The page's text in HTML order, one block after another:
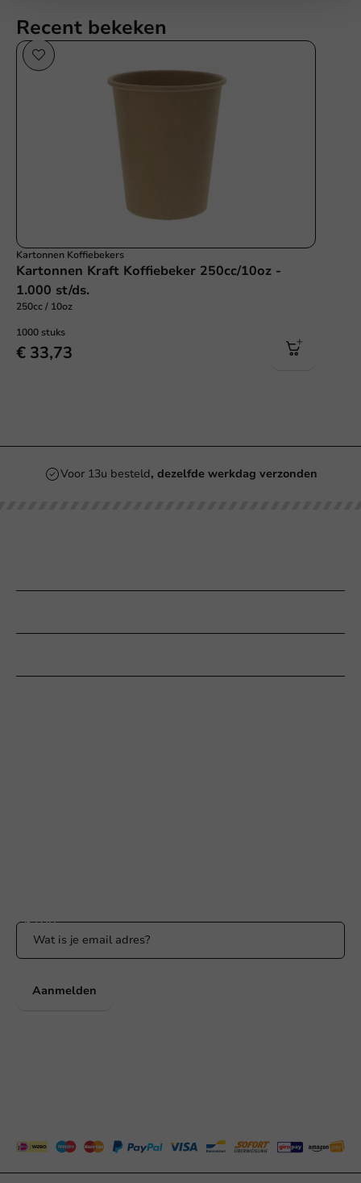
Recent bekeken
Kartonnen Koffiebekers
Kartonnen Kraft Koffiebeker 250cc/10oz -
1.000 st/ds.
250cc / 10oz
1000 stuks
€ 33,73
Voor 13u besteld, dezelfde werkdag verzonden
Aanmelden